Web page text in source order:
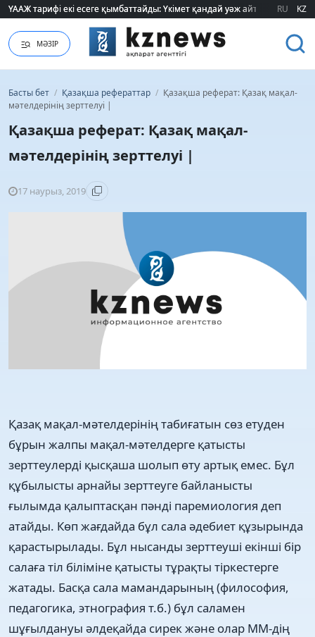
ҮААЖ тарифі екі есеге қымбаттайды: Үкімет қандай уәж айтады?
ҮААЖ тарифі екі есеге қымбаттайды: Үкімет қандай уәж айтады? RU KZ
МӘЗІР
Басты бет / Қазақша рефераттар / Қазақша реферат: Қазақ мақал-
мәтелдерінің зерттелуі |
Қазақша реферат: Қазақ мақал-
мәтелдерінің зерттелуі |
17 наурыз, 2019
Қазақ мақал-мәтелдерінің табиғатын сөз етуден
бұрын жалпы мақал-мәтелдерге қатысты
зерттеулерді қысқаша шолып өту артық емес. Бұл
құбылысты арнайы зерттеуге байланысты
ғылымда қалыптасқан пәнді паремиология деп
атайды. Көп жағдайда бұл сала әдебиет құзырында
қарастырылады. Бұл нысанды зерттеуші екінші бір
салаға тіл біліміне қатысты тұрақты тіркестерге
жатады. Басқа сала мамандарының (философия,
педагогика, этнография т.б.) бұл саламен
шұғылдануы әлдеқайда сирек және олар ММ-дің